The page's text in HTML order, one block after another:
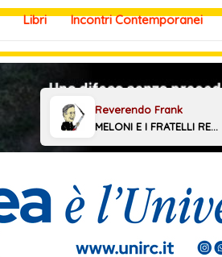
Libri Incontri Contemporanei
MELONI E I FRATELLI REGGINI